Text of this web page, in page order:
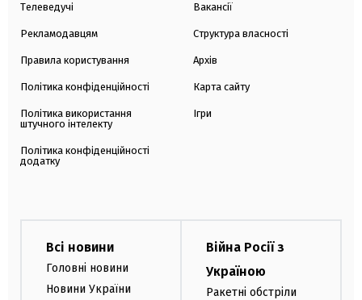
Телеведучі
Рекламодавцям
Правила користування
Політика конфіденційності
Політика використання
штучного інтелекту
Політика конфіденційності
додатку
Вакансії
Структура власності
Архів
Карта сайту
Ігри
Всі новини
Головні новини
Новини України
Війна Росії з
Україною
Ракетні обстріли